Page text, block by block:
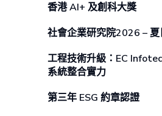
香港 AI+ 及創科⼤獎
社會企業研究院2026 –
工程技術升級：EC
系統整合實力
第三年 ESG 約章認證